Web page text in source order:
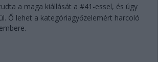
a maga kiállását a #41-essel, és úgy
Ő lehet a kategóriagyőzelemért harcoló